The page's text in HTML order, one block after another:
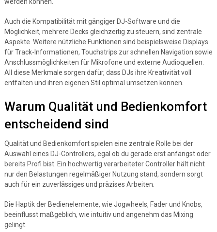
Auch die Kompatibilität mit gängiger DJ-Software und die
Möglichkeit, mehrere Decks gleichzeitig zu steuern, sind zentrale
Aspekte. Weitere nützliche Funktionen sind beispielsweise Displays
für Track-Informationen, Touchstrips zur schnellen Navigation sowie
Anschlussmöglichkeiten für Mikrofone und externe Audioquellen.
All diese Merkmale sorgen dafür, dass DJs ihre Kreativität voll
entfalten und ihren eigenen Stil optimal umsetzen können.
Warum Qualität und Bedienkomfort
entscheidend sind
Qualität und Bedienkomfort spielen eine zentrale Rolle bei der
Auswahl eines DJ-Controllers, egal ob du gerade erst anfängst oder
bereits Profi bist. Ein hochwertig verarbeiteter Controller hält nicht
nur den Belastungen regelmäßiger Nutzung stand, sondern sorgt
auch für ein zuverlässiges und präzises Arbeiten.
Die Haptik der Bedienelemente, wie Jogwheels, Fader und Knobs,
beeinflusst maßgeblich, wie intuitiv und angenehm das Mixing
gelingt.